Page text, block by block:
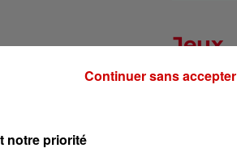
Jeux
notre priorité
Continuer sans accepter